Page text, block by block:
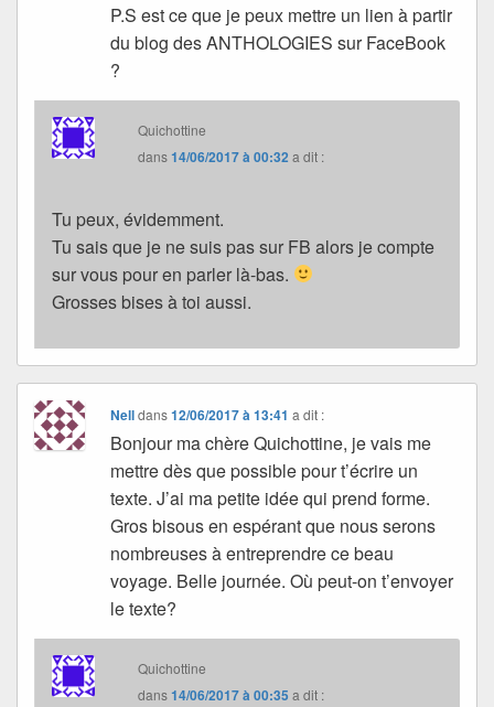
P.S est ce que je peux mettre un lien à partir
du blog des ANTHOLOGIES sur FaceBook
?
Quichottine
dans14/06/2017 à 00:32 a dit :
Tu peux, évidemment.
Tu sais que je ne suis pas sur FB alors je compte
sur vous pour en parler là-bas.
Grosses bises à toi aussi.
Nelldans12/06/2017 à 13:41 a dit :
Bonjour ma chère Quichottine, je vais me
mettre dès que possible pour t’écrire un
texte. J’ai ma petite idée qui prend forme.
Gros bisous en espérant que nous serons
nombreuses à entreprendre ce beau
voyage. Belle journée. Où peut-on t’envoyer
le texte?
Quichottine
dans14/06/2017 à 00:35 a dit :